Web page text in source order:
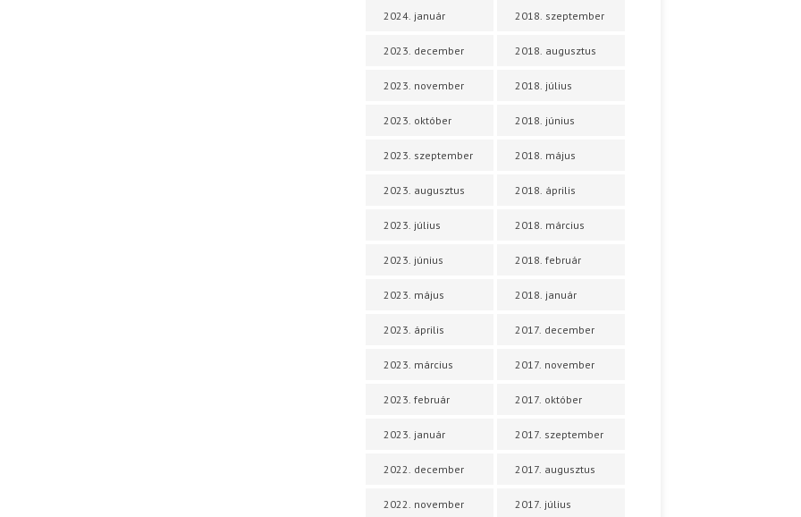
2024. január
2023. december
2023. november
2023. október
2023. szeptember
2023. augusztus
2023. július
2023. június
2023. május
2023. április
2023. március
2023. február
2023. január
2022. december
2022. november
2018. szeptember
2018. augusztus
2018. július
2018. június
2018. május
2018. április
2018. március
2018. február
2018. január
2017. december
2017. november
2017. október
2017. szeptember
2017. augusztus
2017. július